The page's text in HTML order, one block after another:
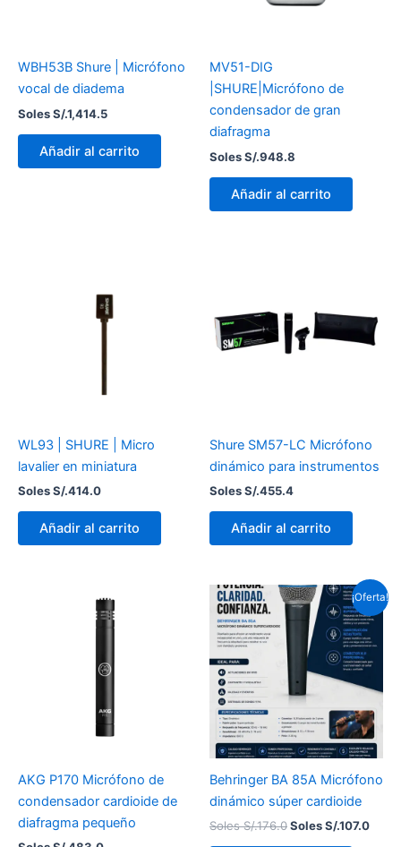
WBH53B Shure | Micrófono
vocal de diadema
Soles S/.1,414.5
Añadir al carrito
MV51-DIG
|SHURE|Micrófono de
condensador de gran
diafragma
Soles S/.948.8
Añadir al carrito
WL93 | SHURE | Micro
lavalier en miniatura
Soles S/.414.0
Añadir al carrito
Shure SM57-LC Micrófono
dinámico para instrumentos
Soles S/.455.4
Añadir al carrito
AKG P170 Micrófono de
condensador cardioide de
diafragma pequeño
¡Oferta!
Behringer BA 85A Micrófono
dinámico súper cardioide
Soles S/.176.0
El
precio
original
era:
Soles
S/.176.0.
Soles S/.107.0
El
es:
Soles
S/